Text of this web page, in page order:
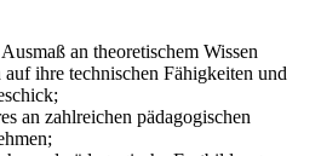
an theoretischem Wissen
auf ihre technischen Fähigkeiten und
an zahlreichen pädagogischen